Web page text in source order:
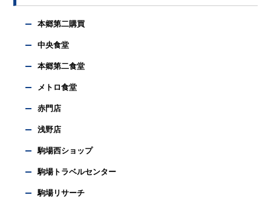
本郷第二購買
中央食堂
本郷第二食堂
メトロ食堂
赤門店
浅野店
駒場西ショップ
駒場トラベルセンター
駒場リサーチ